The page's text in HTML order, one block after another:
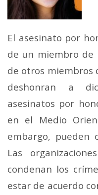
El asesinato por
de un miembro de
de otros miembros
deshonran a
asesinatos por
en el Medio
embargo, pueden
Las
condenan los
estar de acuerdo